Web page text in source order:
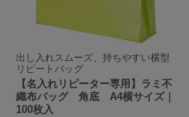
出し入れスムーズ、持ちやすい横型
リピートバッグ
【名入れリピーター専用】ラミ不
織布バッグ 角底 A4横サイズ｜
100枚入